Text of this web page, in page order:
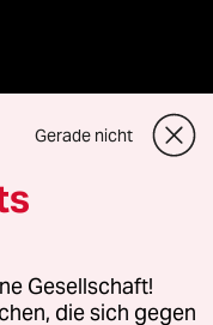
oder für Genehmigungen
Gerade nicht
Gesellschaft!
die sich gegen